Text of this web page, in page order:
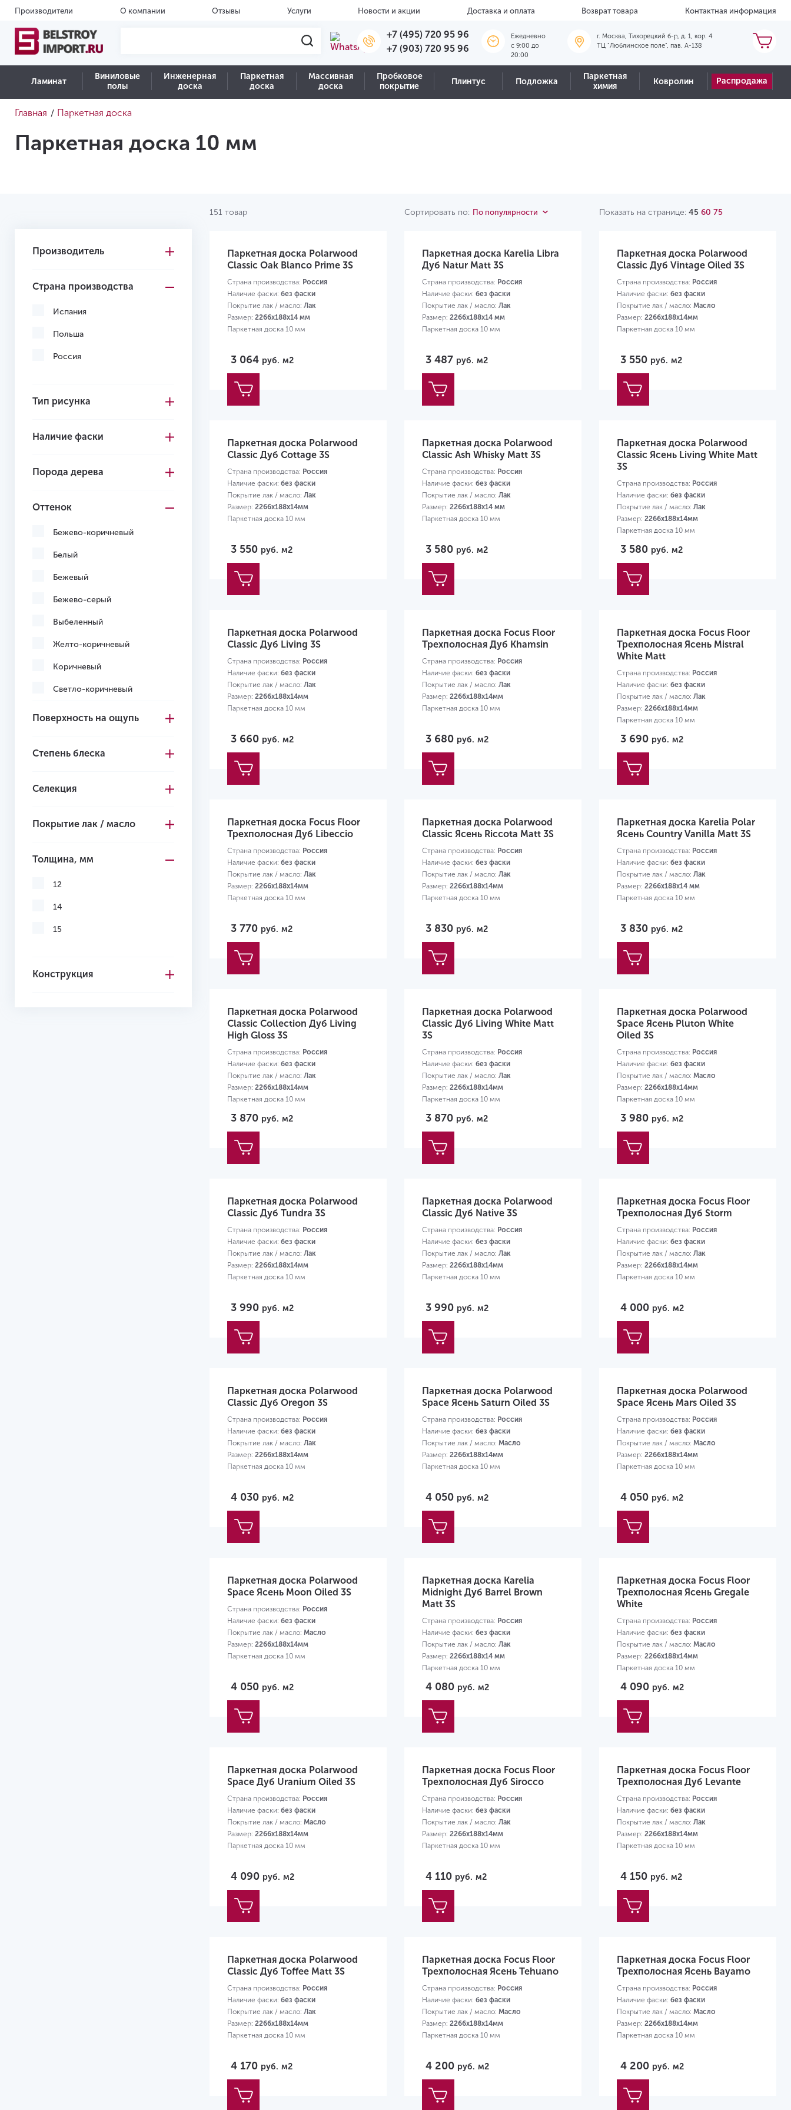
Производители О компании Отзывы Услуги Новости и акции Доставка и оплата Возврат товара Контактная информация
+7 (495) 720 95 96
+7 (903) 720 95 96
Ежедневно
c 9:00 до
20:00
г. Москва, Тихорецкий б-р, д. 1, кор. 4
ТЦ "Люблинское поле", пав. А-138
Ламинат
Виниловые
полы
Инженерная
доска
Паркетная
доска
Массивная
доска
Пробковое
покрытие
Плинтус Подложка
Паркетная
химия
Ковролин Распродажа
Главная / Паркетная доска
Паркетная доска 10 мм
151 товар Сортировать по: По популярности Показать на странице: 45 60 75
Производитель
Страна производства
Испания
Польша
Россия
Тип рисунка
Наличие фаски
Порода дерева
Оттенок
Бежево-коричневый
Белый
Бежевый
Бежево-серый
Выбеленный
Желто-коричневый
Коричневый
Светло-коричневый
Темно-коричневый
Поверхность на ощупь
Степень блеска
Селекция
Покрытие лак / масло
Толщина, мм
12
14
15
Конструкция
Паркетная доска Polarwood
Classic Oak Blanco Prime 3S
Страна производства: Россия
Наличие фаски: без фаски
Покрытие лак / масло: Лак
Размер: 2266х188х14 мм
Паркетная доска 10 мм
3 064 руб. м2
Паркетная доска Karelia Libra
Дуб Natur Matt 3S
Страна производства: Россия
Наличие фаски: без фаски
Покрытие лак / масло: Лак
Размер: 2266х188х14 мм
Паркетная доска 10 мм
3 487 руб. м2
Паркетная доска Polarwood
Classic Дуб Vintage Oiled 3S
Страна производства: Россия
Наличие фаски: без фаски
Покрытие лак / масло: Масло
Размер: 2266х188х14мм
Паркетная доска 10 мм
3 550 руб. м2
Паркетная доска Polarwood
Classic Дуб Cottage 3S
Страна производства: Россия
Наличие фаски: без фаски
Покрытие лак / масло: Лак
Размер: 2266х188х14мм
Паркетная доска 10 мм
3 550 руб. м2
Паркетная доска Polarwood
Classic Ash Whisky Matt 3S
Страна производства: Россия
Наличие фаски: без фаски
Покрытие лак / масло: Лак
Размер: 2266х188х14 мм
Паркетная доска 10 мм
3 580 руб. м2
Паркетная доска Polarwood
Classic Ясень Living White Matt
3S
Страна производства: Россия
Наличие фаски: без фаски
Покрытие лак / масло: Лак
Размер: 2266х188х14мм
Паркетная доска 10 мм
3 580 руб. м2
Паркетная доска Polarwood
Classic Дуб Living 3S
Страна производства: Россия
Наличие фаски: без фаски
Покрытие лак / масло: Лак
Размер: 2266х188х14мм
Паркетная доска 10 мм
3 660 руб. м2
Паркетная доска Focus Floor
Трехполосная Дуб Khamsin
Страна производства: Россия
Наличие фаски: без фаски
Покрытие лак / масло: Лак
Размер: 2266х188х14мм
Паркетная доска 10 мм
3 680 руб. м2
Паркетная доска Focus Floor
Трехполосная Ясень Mistral
White Matt
Страна производства: Россия
Наличие фаски: без фаски
Покрытие лак / масло: Лак
Размер: 2266х188х14мм
Паркетная доска 10 мм
3 690 руб. м2
Паркетная доска Focus Floor
Трехполосная Дуб Libeccio
Страна производства: Россия
Наличие фаски: без фаски
Покрытие лак / масло: Лак
Размер: 2266х188х14мм
Паркетная доска 10 мм
3 770 руб. м2
Паркетная доска Polarwood
Classic Ясень Riccota Matt 3S
Страна производства: Россия
Наличие фаски: без фаски
Покрытие лак / масло: Лак
Размер: 2266х188х14мм
Паркетная доска 10 мм
3 830 руб. м2
Паркетная доска Karelia Polar
Ясень Country Vanilla Matt 3S
Страна производства: Россия
Наличие фаски: без фаски
Покрытие лак / масло: Лак
Размер: 2266х188х14 мм
Паркетная доска 10 мм
3 830 руб. м2
Паркетная доска Polarwood
Classic Collection Дуб Living
High Gloss 3S
Страна производства: Россия
Наличие фаски: без фаски
Покрытие лак / масло: Лак
Размер: 2266х188х14мм
Паркетная доска 10 мм
3 870 руб. м2
Паркетная доска Polarwood
Classic Дуб Living White Matt
3S
Страна производства: Россия
Наличие фаски: без фаски
Покрытие лак / масло: Лак
Размер: 2266х188х14мм
Паркетная доска 10 мм
3 870 руб. м2
Паркетная доска Polarwood
Space Ясень Pluton White
Oiled 3S
Страна производства: Россия
Наличие фаски: без фаски
Покрытие лак / масло: Масло
Размер: 2266х188х14мм
Паркетная доска 10 мм
3 980 руб. м2
Паркетная доска Polarwood
Classic Дуб Tundra 3S
Страна производства: Россия
Наличие фаски: без фаски
Покрытие лак / масло: Лак
Размер: 2266х188х14мм
Паркетная доска 10 мм
3 990 руб. м2
Паркетная доска Polarwood
Classic Дуб Native 3S
Страна производства: Россия
Наличие фаски: без фаски
Покрытие лак / масло: Лак
Размер: 2266х188х14мм
Паркетная доска 10 мм
3 990 руб. м2
Паркетная доска Focus Floor
Трехполосная Дуб Storm
Страна производства: Россия
Наличие фаски: без фаски
Покрытие лак / масло: Лак
Размер: 2266х188х14мм
Паркетная доска 10 мм
4 000 руб. м2
Паркетная доска Polarwood
Classic Дуб Oregon 3S
Страна производства: Россия
Наличие фаски: без фаски
Покрытие лак / масло: Лак
Размер: 2266х188х14мм
Паркетная доска 10 мм
4 030 руб. м2
Паркетная доска Polarwood
Space Ясень Saturn Oiled 3S
Страна производства: Россия
Наличие фаски: без фаски
Покрытие лак / масло: Масло
Размер: 2266х188х14мм
Паркетная доска 10 мм
4 050 руб. м2
Паркетная доска Polarwood
Space Ясень Mars Oiled 3S
Страна производства: Россия
Наличие фаски: без фаски
Покрытие лак / масло: Масло
Размер: 2266х188х14мм
Паркетная доска 10 мм
4 050 руб. м2
Паркетная доска Polarwood
Space Ясень Moon Oiled 3S
Страна производства: Россия
Наличие фаски: без фаски
Покрытие лак / масло: Масло
Размер: 2266х188х14мм
Паркетная доска 10 мм
4 050 руб. м2
Паркетная доска Karelia
Midnight Дуб Barrel Brown
Matt 3S
Страна производства: Россия
Наличие фаски: без фаски
Покрытие лак / масло: Лак
Размер: 2266х188х14 мм
Паркетная доска 10 мм
4 080 руб. м2
Паркетная доска Focus Floor
Трехполосная Ясень Gregale
White
Страна производства: Россия
Наличие фаски: без фаски
Покрытие лак / масло: Масло
Размер: 2266х188х14мм
Паркетная доска 10 мм
4 090 руб. м2
Паркетная доска Polarwood
Space Дуб Uranium Oiled 3S
Страна производства: Россия
Наличие фаски: без фаски
Покрытие лак / масло: Масло
Размер: 2266х188х14мм
Паркетная доска 10 мм
4 090 руб. м2
Паркетная доска Focus Floor
Трехполосная Дуб Sirocco
Страна производства: Россия
Наличие фаски: без фаски
Покрытие лак / масло: Лак
Размер: 2266х188х14мм
Паркетная доска 10 мм
4 110 руб. м2
Паркетная доска Focus Floor
Трехполосная Дуб Levante
Страна производства: Россия
Наличие фаски: без фаски
Покрытие лак / масло: Лак
Размер: 2266х188х14мм
Паркетная доска 10 мм
4 150 руб. м2
Паркетная доска Polarwood
Classic Дуб Toffee Matt 3S
Страна производства: Россия
Наличие фаски: без фаски
Покрытие лак / масло: Лак
Размер: 2266х188х14мм
Паркетная доска 10 мм
4 170 руб. м2
Паркетная доска Focus Floor
Трехполосная Ясень Tehuano
Страна производства: Россия
Наличие фаски: без фаски
Покрытие лак / масло: Масло
Размер: 2266х188х14мм
Паркетная доска 10 мм
4 200 руб. м2
Паркетная доска Focus Floor
Трехполосная Ясень Bayamo
Страна производства: Россия
Наличие фаски: без фаски
Покрытие лак / масло: Масло
Размер: 2266х188х14мм
Паркетная доска 10 мм
4 200 руб. м2